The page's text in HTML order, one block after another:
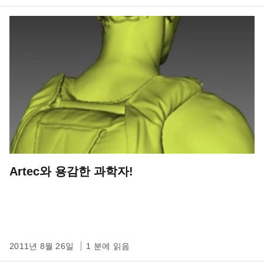
Artec와 용감한 과학자!
2011년 8월 26일 1 분에 읽음